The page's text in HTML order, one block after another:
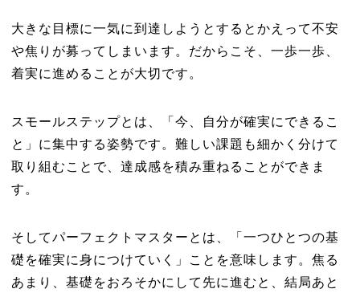
大きな目標に一気に到達しようとするとかえって不安
や焦りが募ってしまいます。だからこそ、一歩一歩、
着実に進めることが大切です。
スモールステップとは、「今、自分が確実にできるこ
と」に集中する姿勢です。難しい課題も細かく分けて
取り組むことで、達成感を積み重ねることができま
す。
そしてパーフェクトマスターとは、「一つひとつの基
礎を確実に身につけていく」ことを意味します。焦る
あまり、基礎をおろそかにして先に進むと、結局あと